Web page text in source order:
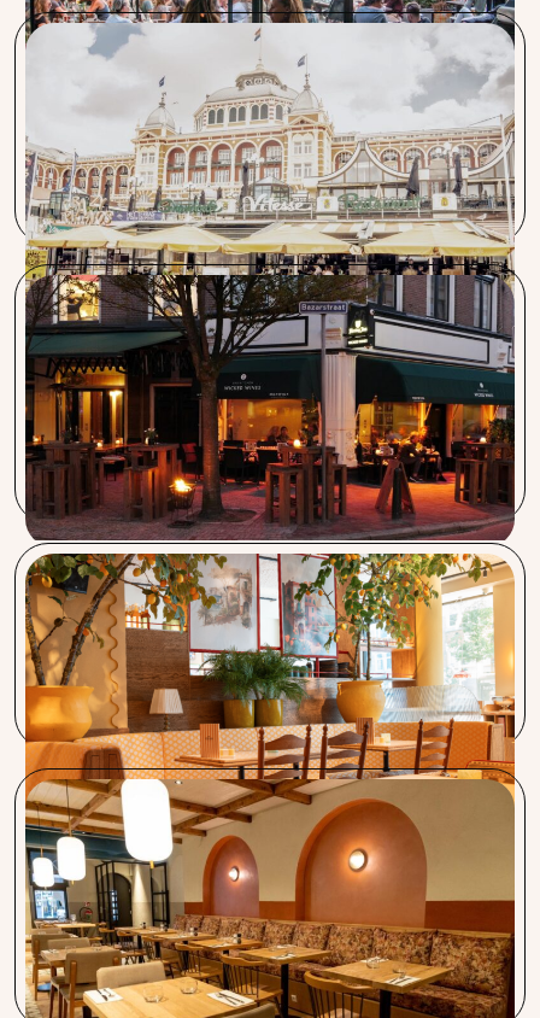
Restaurant Pastis, Vitesse & Pavlov
De samenwerking is erg goed. Juist ook als je haast hebt
zoals bij een bedrijfsovername. Alles werd binnen 1 week
geregeld.
Wicked Wines & Bayonne
Sinds wij met de koffie van Capra Nera werken is het aantal
enthousiaste koffiedrinkers behoorlijk toegenomen. Ook
de service van de Barista bij het afstellen van de machine is
heel goed.
Vegitalian & Bar Cava
Procent neemt werk uit handen en begeleidt aanvragen
van A tot Z. Altijd bereikbaar en paraat. Ik raad Procent aan
Restaurant Lavash
Ik ben supergoed geholpen door Karolin! Het is zeker de
moeite waard om er even voor te zitten en te luisteren. Ik
ben zeer tevreden over de service en de snelheid waarmee
alles geregeld wordt. En het mooie is, het kost je niets!